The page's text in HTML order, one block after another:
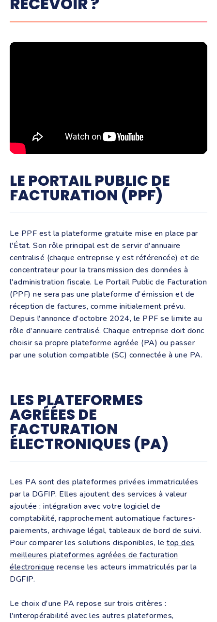
LE PORTAIL PUBLIC DE
FACTURATION (PPF)
Le PPF est la plateforme gratuite mise en place par
l'État. Son rôle principal est de servir d'annuaire
centralisé (chaque entreprise y est référencée) et de
concentrateur pour la transmission des données à
l'administration fiscale. Le Portail Public de Facturation
(PPF) ne sera pas une plateforme d'émission et de
réception de factures, comme initialement prévu.
Depuis l'annonce d'octobre 2024, le PPF se limite au
rôle d'annuaire centralisé. Chaque entreprise doit donc
choisir sa propre plateforme agréée (PA) ou passer
par une solution compatible (SC) connectée à une PA.
LES PLATEFORMES
AGRÉÉES DE
FACTURATION
ÉLECTRONIQUES (PA)
Les PA sont des plateformes privées immatriculées
par la DGFIP. Elles ajoutent des services à valeur
ajoutée : intégration avec votre logiciel de
comptabilité, rapprochement automatique factures-
paiements, archivage légal, tableaux de bord de suivi.
Pour comparer les solutions disponibles, le top des
meilleures plateformes agréées de facturation
électronique recense les acteurs immatriculés par la
DGFIP.
Le choix d'une PA repose sur trois critères :
l'interopérabilité avec les autres plateformes,